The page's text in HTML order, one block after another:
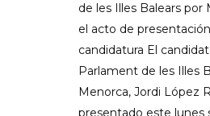
de les Illes Balears por
el acto de
candidatura El
Parlament de les Illes
Menorca, Jordi López
presentado este lunes